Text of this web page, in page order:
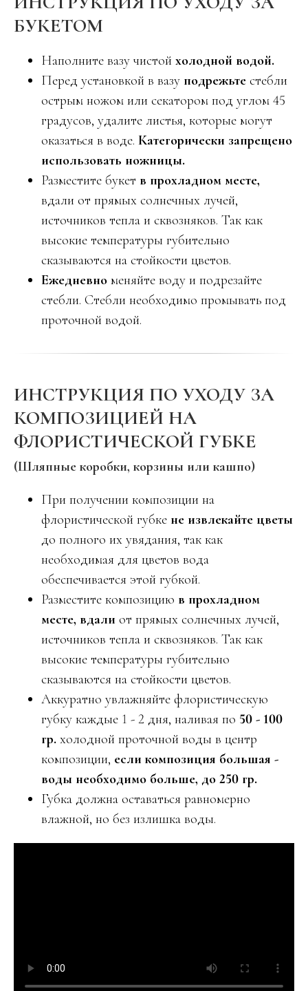
БУКЕТОМ
Наполните вазу чистой холодной водой.
Перед установкой в вазу подрежьте стебли
острым ножом или секатором под углом 45
градусов, удалите листья, которые могут
оказаться в воде. Категорически запрещено
использовать ножницы.
Разместите букет в прохладном месте,
вдали от прямых солнечных лучей,
источников тепла и сквозняков. Так как
высокие температуры губительно
сказываются на стойкости цветов.
Ежедневно меняйте воду и подрезайте
стебли. Стебли необходимо промывать под
проточной водой.
ИНСТРУКЦИЯ ПО УХОДУ ЗА
КОМПОЗИЦИЕЙ НА
ФЛОРИСТИЧЕСКОЙ ГУБКЕ
(Шляпные коробки, корзины или кашпо)
При получении композиции на
флористической губке не извлекайте цветы
до полного их увядания, так как
необходимая для цветов вода
обеспечивается этой губкой.
Разместите композицию в прохладном
месте, вдали от прямых солнечных лучей,
источников тепла и сквозняков. Так как
высокие температуры губительно
сказываются на стойкости цветов.
Аккуратно увлажняйте флористическую
губку каждые 1 - 2 дня, наливая по 50 - 100
гр. холодной проточной воды в центр
композиции, если композиция большая -
воды необходимо больше, до 250 гр.
Губка должна оставаться равномерно
влажной, но без излишка воды.